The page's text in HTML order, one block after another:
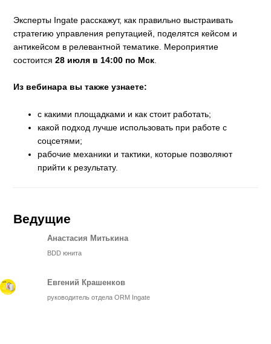
Эксперты Ingate расскажут, как правильно выстраивать
стратегию управления репутацией, поделятся кейсом и
антикейсом в релевантной тематике. Мероприятие
состоится28 июля в 14:00 по Мск
Из вебинара вы также узнаете:
с какими площадками и как стоит работать;
какой подход лучше использовать при работе с
соцсетями;
рабочие механики и тактики, которые позволяют
прийти к результату.
Ведущие
Анастасия Митькина
BDD юнита
Евгений Крашенков
руководитель отдела ORM Ingate